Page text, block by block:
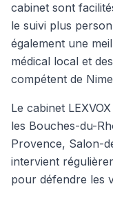
cabinet sont
le suivi plus
également une
médical local et
compétent de
Le cabinet
les Bouches-du-
Provence, Salon-
intervient
pour défendre les